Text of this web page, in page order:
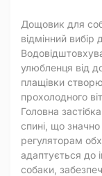
Дощовик для
відмінний вибір
улюбленця від
плащівки
прохолодного
Головна
спині, що
регуляторам
адаптується до
собаки,